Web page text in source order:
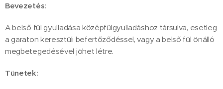
Bevezetés:
A belső fül gyulladása középfülgyulladáshoz társulva, esetleg
a garaton keresztüli befertőződéssel, vagy a belső fül önálló
megbetegedésével jöhet létre.
Tünetek: